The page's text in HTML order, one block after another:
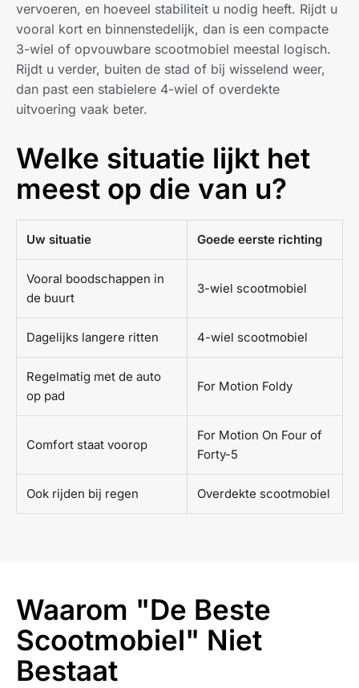
vervoeren, en hoeveel stabiliteit u nodig heeft. Rijdt u
vooral kort en binnenstedelijk, dan is een compacte
3-wiel of opvouwbare scootmobiel meestal logisch.
Rijdt u verder, buiten de stad of bij wisselend weer,
dan past een stabielere 4-wiel of overdekte
uitvoering vaak beter.
Welke situatie lijkt het
meest op die van u?
Uw situatie Goede eerste richting
Vooral boodschappen in
de buurt
3-wiel scootmobiel
Dagelijks langere ritten 4-wiel scootmobiel
Regelmatig met de auto
op pad
For Motion Foldy
Comfort staat voorop
For Motion On Four of
Forty-5
Ook rijden bij regen Overdekte scootmobiel
Waarom "De Beste
Scootmobiel" Niet
Bestaat